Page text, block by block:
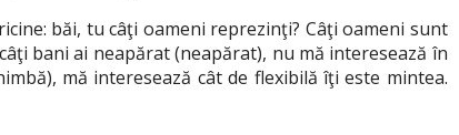
băi, tu câţi oameni reprezinţi? Câţi oameni sunt
bani ai neapărat (neapărat), nu mă interesează în
mă interesează cât de flexibilă îţi este mintea.